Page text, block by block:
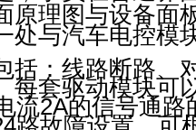
原理图与设备面
处与汽车电控模
括：线路断路、
每套驱动模块可
流2A的信号通路
路故障设置。可